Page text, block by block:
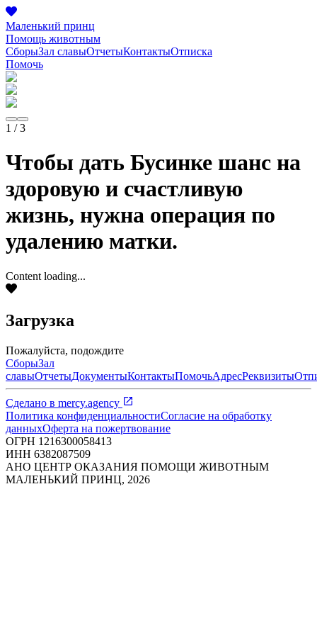
Маленький принц
Помощь животным
СборыЗал славыОтчетыКонтактыОтписка
Помочь
1 /3
Чтобы дать Бусинке шанс на
здоровую и счастливую
жизнь, нужна операция по
удалению матки.
Content loading...
Загрузка
Пожалуйста, подождите
СборыЗал
славыОтчетыДокументыКонтактыПомочьАдресРеквизиты
Сделано в mercy.agency
Политика конфиденциальностиСогласие на обработку
данныхОферта на пожертвование
ОГРН 1216300058413
ИНН 6382087509
АНО ЦЕНТР ОКАЗАНИЯ ПОМОЩИ ЖИВОТНЫМ
МАЛЕНЬКИЙ ПРИНЦ, 2026